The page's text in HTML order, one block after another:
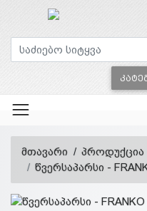
მთავარი
პროდუქცია
წვერსაპარსი -